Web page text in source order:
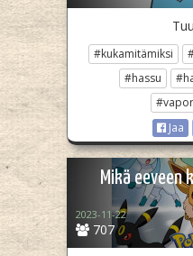
#kukamitämiksi
#hassu
Jaa
Mikä
707
2023-11-22